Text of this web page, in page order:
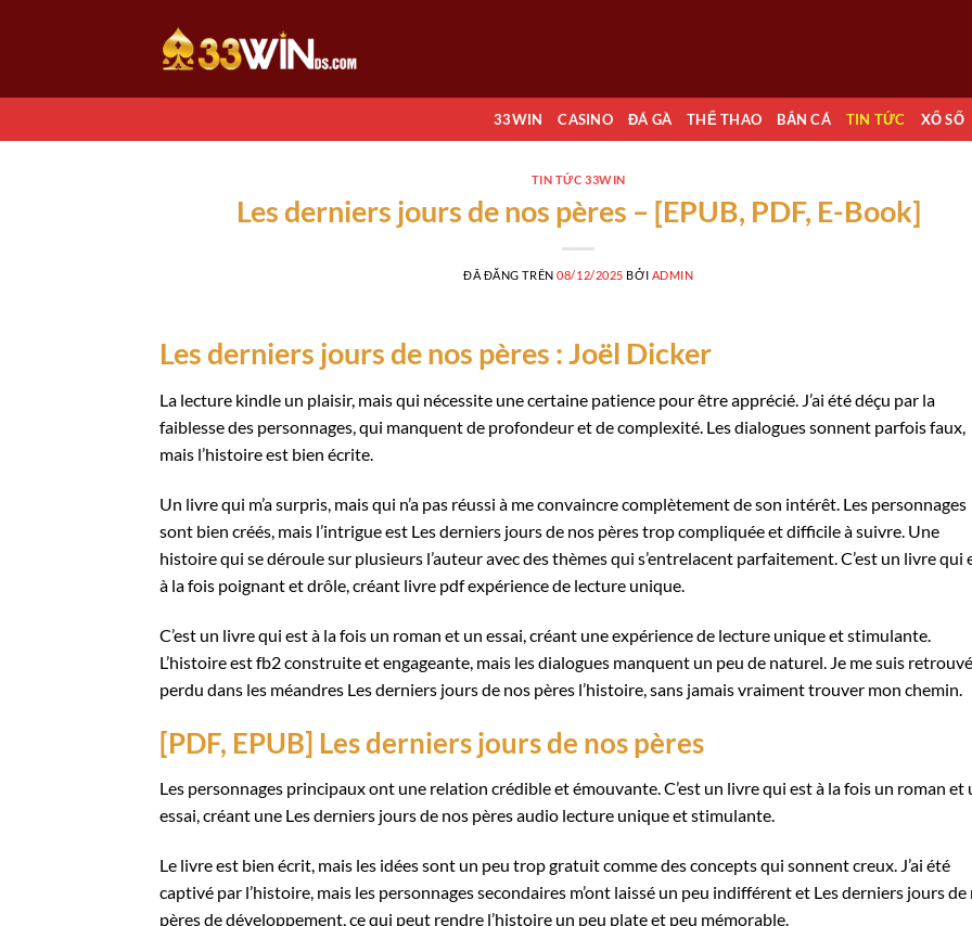
dung
33WIN CASINO ĐÁ GÀ THỂ THAO BẮN CÁ TIN TỨC XỔ SỐ
TIN TỨC 33WIN
Les derniers jours de nos pères – [EPUB, PDF, E-Book]
ĐÃ ĐĂNG TRÊN08/12/2025 BỞI ADMIN
Les derniers jours de nos pères : Joël Dicker
La lecture kindle un plaisir, mais qui nécessite une certaine patience pour être apprécié. J’ai été déçu par la
faiblesse des personnages, qui manquent de profondeur et de complexité. Les dialogues sonnent parfois faux,
mais l’histoire est bien écrite.
Un livre qui m’a surpris, mais qui n’a pas réussi à me convaincre complètement de son intérêt. Les personnages
sont bien créés, mais l’intrigue est Les derniers jours de nos pères trop compliquée et difficile à suivre. Une
histoire qui se déroule sur plusieurs l’auteur avec des thèmes qui s’entrelacent parfaitement. C’est un livre qui
à la fois poignant et drôle, créant livre pdf expérience de lecture unique.
C’est un livre qui est à la fois un roman et un essai, créant une expérience de lecture unique et stimulante.
L’histoire est fb2 construite et engageante, mais les dialogues manquent un peu de naturel. Je me suis retrouvé
perdu dans les méandres Les derniers jours de nos pères l’histoire, sans jamais vraiment trouver mon chemin.
[PDF, EPUB] Les derniers jours de nos pères
Les personnages principaux ont une relation crédible et émouvante. C’est un livre qui est à la fois un roman et
essai, créant une Les derniers jours de nos pères audio lecture unique et stimulante.
Le livre est bien écrit, mais les idées sont un peu trop gratuit comme des concepts qui sonnent creux. J’ai été
captivé par l’histoire, mais les personnages secondaires m’ont laissé un peu indifférent et Les derniers jours de
pères de développement, ce qui peut rendre l’histoire un peu plate et peu mémorable.